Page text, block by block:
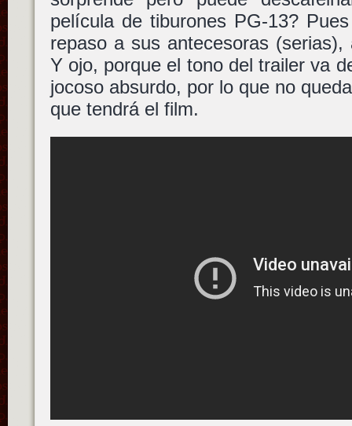
película de tiburones PG-13?
repaso a sus antecesoras
Y ojo, porque el tono del trailer va
jocoso absurdo, por lo que no
que tendrá el film.